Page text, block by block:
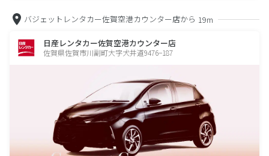
バジェットレンタカー佐賀空港カウンター店から 19m
日産レンタカー佐賀空港カウンター店
佐賀県佐賀市川副町大字犬井道9476−187